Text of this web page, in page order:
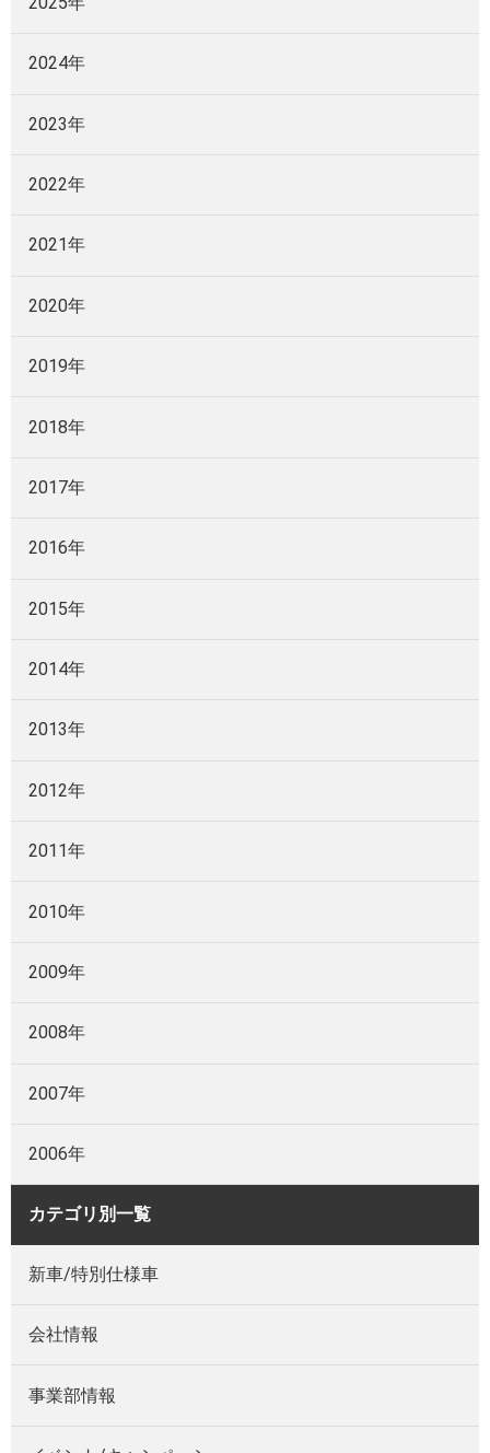
2024年
2023年
2022年
2021年
2020年
2019年
2018年
2017年
2016年
2015年
2014年
2013年
2012年
2011年
2010年
2009年
2008年
2007年
2006年
カテゴリ別一覧
新車/特別仕様車
会社情報
事業部情報